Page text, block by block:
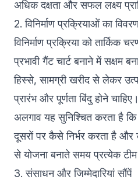
अधिक दक्षता और सफल लक्ष्य
2. विनिर्माण प्रक्रियाओं का
विनिर्माण प्रक्रिया को तार्किक
प्रभावी गैंट चार्ट बनाने में सक्षम
हिस्से, सामग्री खरीद से लेकर
प्रारंभ और पूर्णता बिंदु होने
अलगाव यह सुनिश्चित करता है कि
दूसरों पर कैसे निर्भर करता है और
से योजना बनाते समय प्रत्येक टीम
3. संसाधन और जिम्मेदारियां सौंपें